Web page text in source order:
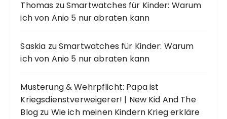
Thomas zuSmartwatches für Kinder: Warum
ich von Anio 5 nur abraten kann
Saskia zuSmartwatches für Kinder: Warum
ich von Anio 5 nur abraten kann
Musterung & Wehrpflicht: Papa ist
Kriegsdienstverweigerer! | New Kid And The
Blog zu Wie ich meinen Kindern Krieg erkläre